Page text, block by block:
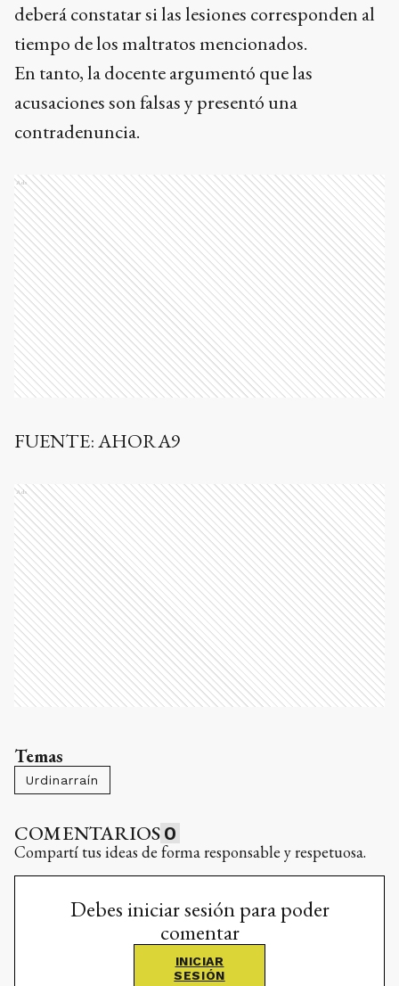
deberá constatar si las lesiones corresponden al
tiempo de los maltratos mencionados.
En tanto, la docente argumentó que las
acusaciones son falsas y presentó una
contradenuncia.
Ads
FUENTE: AHORA9
Ads
Temas
Urdinarraín
COMENTARIOS 0
Compartí tus ideas de forma responsable y respetuosa.
Debes iniciar sesión para poder
comentar
INICIAR
SESIÓN